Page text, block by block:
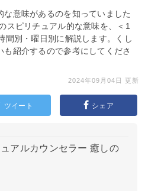
な意味があるのを知っていました
スピリチュアル的な意味を、＜1
間別・曜日別に解説します。くし
紹介するので参考にしてくださ
2024年09月04日 更新
ツイート シェア
アルカウンセラー 癒しの